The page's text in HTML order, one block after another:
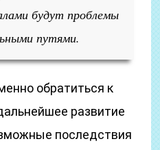
будут проблемы
путями.
обратиться к
развитие
последствия